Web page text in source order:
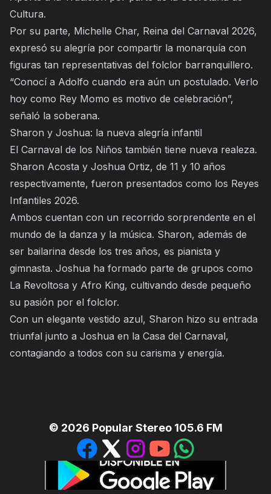
Cultura.
Por su parte, Michelle Char, Reina del Carnaval 2026,
expresó su alegría por compartir la monarquía con
figuras tan representativas del folclor barranquillero.
“Conocí a Adolfo cuando era aún un postulado. Verlo
hoy como Rey Momo es motivo de celebración”,
señaló la soberana.
Sharon y Joshua: la nueva alegría infantil
El Carnaval de los Niños también tiene nueva realeza.
Sharon Acosta y Joshua Ortiz, de 11 y 10 años
respectivamente, fueron presentados como los Reyes
Infantiles 2026.
Ambos cuentan con un recorrido sorprendente en el
mundo de la danza y la música. Sharon, además de
ser bailarina desde los tres años, es pianista y
gimnasta. Joshua ha formado parte de grupos como
La Revoltosa y Afro King, cultivando desde pequeño
su pasión por el folclor.
Con un elegante vestido azul, Sharon hizo su entrada
triunfal junto a Joshua en la Casa del Carnaval,
contagiando a todos con su carisma y energía.
© 2026 Popular Stereo 105.6 FM